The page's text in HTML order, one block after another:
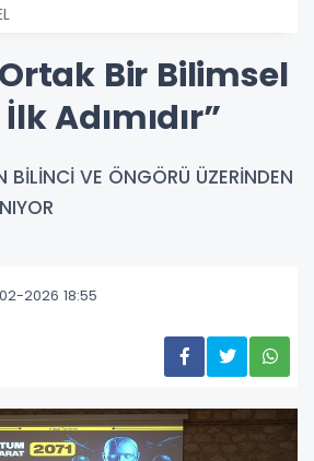
Bir Bilimsel
Adımıdır”
BİLİNCİ VE ÖNGÖRÜ ÜZERİNDEN
2026 18:55